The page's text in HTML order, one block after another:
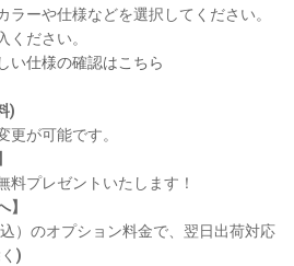
ラーや仕様などを選択してください。
ください。
い仕様の確認はこちら
)
更が可能です。
料プレゼントいたします！
】
）のオプション料金で、翌日出荷対応
)